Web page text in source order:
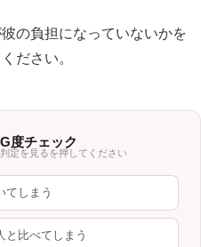
の負担になっていないかを
ださい。
度チェック
定を見るを押してください
てしまう
と比べてしまう